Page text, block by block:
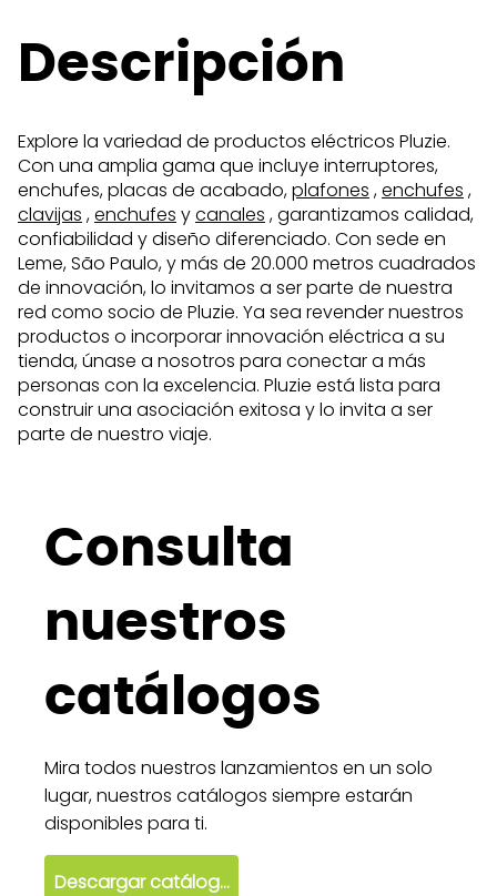
Descripción
Explore la variedad de productos eléctricos Pluzie.
Con una amplia gama que incluye interruptores,
enchufes, placas de acabado,plafones ,enchufes ,
clavijas ,enchufes ycanales , garantizamos calidad,
confiabilidad y diseño diferenciado. Con sede en
Leme, São Paulo, y más de 20.000 metros cuadrados
de innovación, lo invitamos a ser parte de nuestra
red como socio de Pluzie. Ya sea revender nuestros
productos o incorporar innovación eléctrica a su
tienda, únase a nosotros para conectar a más
personas con la excelencia. Pluzie está lista para
construir una asociación exitosa y lo invita a ser
parte de nuestro viaje.
Consulta
nuestros
catálogos
Mira todos nuestros lanzamientos en un solo
lugar, nuestros catálogos siempre estarán
disponibles para ti.
Descargar catálogo